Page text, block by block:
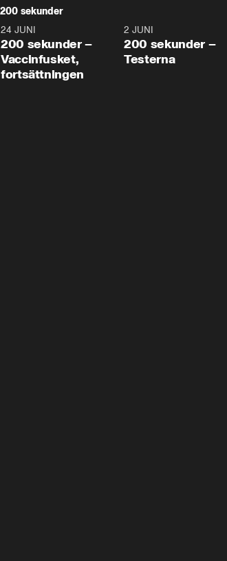
200 sekunder
5:00
24 JUNI
200 sekunder –
Vaccinfusket,
fortsättningen
2 JUNI
200 sekunder –
Testerna